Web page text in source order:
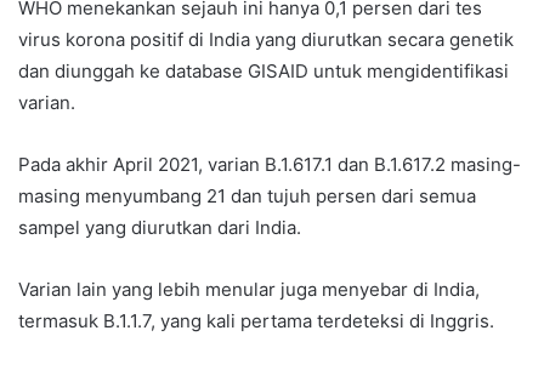
WHO menekankan sejauh ini hanya 0,1 persen dari tes
virus korona positif di India yang diurutkan secara genetik
dan diunggah ke database GISAID untuk mengidentifikasi
varian.
Pada akhir April 2021, varian B.1.617.1 dan B.1.617.2 masing-
masing menyumbang 21 dan tujuh persen dari semua
sampel yang diurutkan dari India.
Varian lain yang lebih menular juga menyebar di India,
termasuk B.1.1.7, yang kali pertama terdeteksi di Inggris.